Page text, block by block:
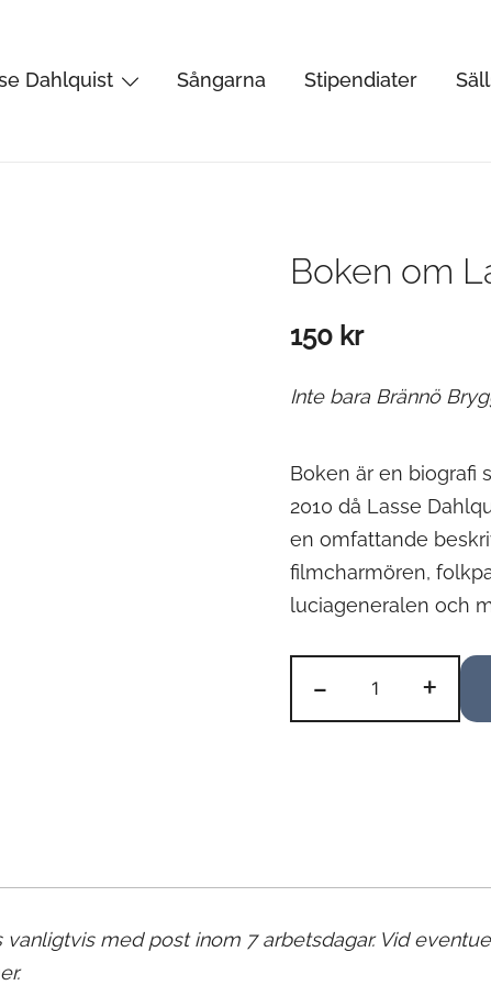
Dahlquist Sångarna Stipendiater
Boken om
150 kr
Inte bara Brännö
Boken är en biografi
2010 då Lasse
en omfattande
filmcharmören,
luciageneralen och
- +
med post inom 7 arbetsdagar. Vid